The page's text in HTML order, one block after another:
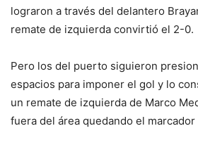
lograron a través del delantero
remate de izquierda convirtió el 2-0.
Pero los del puerto siguieron
espacios para imponer el gol y lo
un remate de izquierda de Marco
fuera del área quedando el marcador